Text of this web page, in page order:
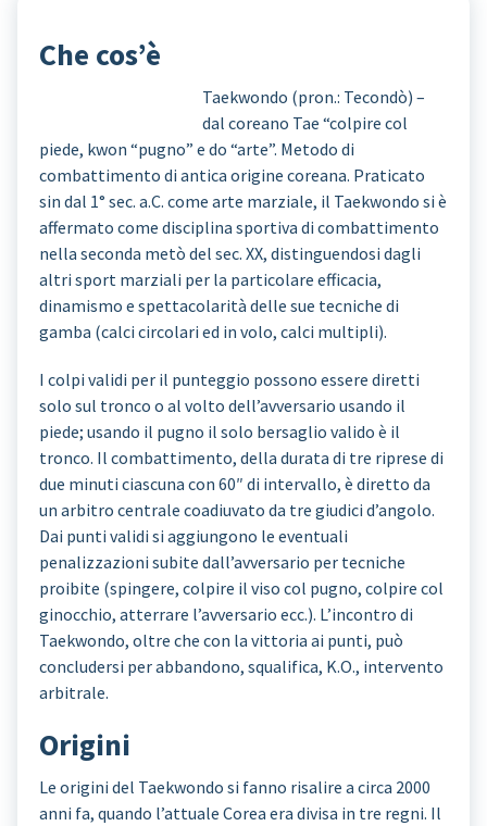
Che cos’è
Taekwondo (pron.: Tecondò) –
dal coreano Tae “colpire col
piede, kwon “pugno” e do “arte”. Metodo di
combattimento di antica origine coreana. Praticato
sin dal 1° sec. a.C. come arte marziale, il Taekwondo si è
affermato come disciplina sportiva di combattimento
nella seconda metò del sec. XX, distinguendosi dagli
altri sport marziali per la particolare efficacia,
dinamismo e spettacolarità delle sue tecniche di
gamba (calci circolari ed in volo, calci multipli).
I colpi validi per il punteggio possono essere diretti
solo sul tronco o al volto dell’avversario usando il
piede; usando il pugno il solo bersaglio valido è il
tronco. Il combattimento, della durata di tre riprese di
due minuti ciascuna con 60″ di intervallo, è diretto da
un arbitro centrale coadiuvato da tre giudici d’angolo.
Dai punti validi si aggiungono le eventuali
penalizzazioni subite dall’avversario per tecniche
proibite (spingere, colpire il viso col pugno, colpire col
ginocchio, atterrare l’avversario ecc.). L’incontro di
Taekwondo, oltre che con la vittoria ai punti, può
concludersi per abbandono, squalifica, K.O., intervento
arbitrale.
Origini
Le origini del Taekwondo si fanno risalire a circa 2000
anni fa, quando l’attuale Corea era divisa in tre regni. Il